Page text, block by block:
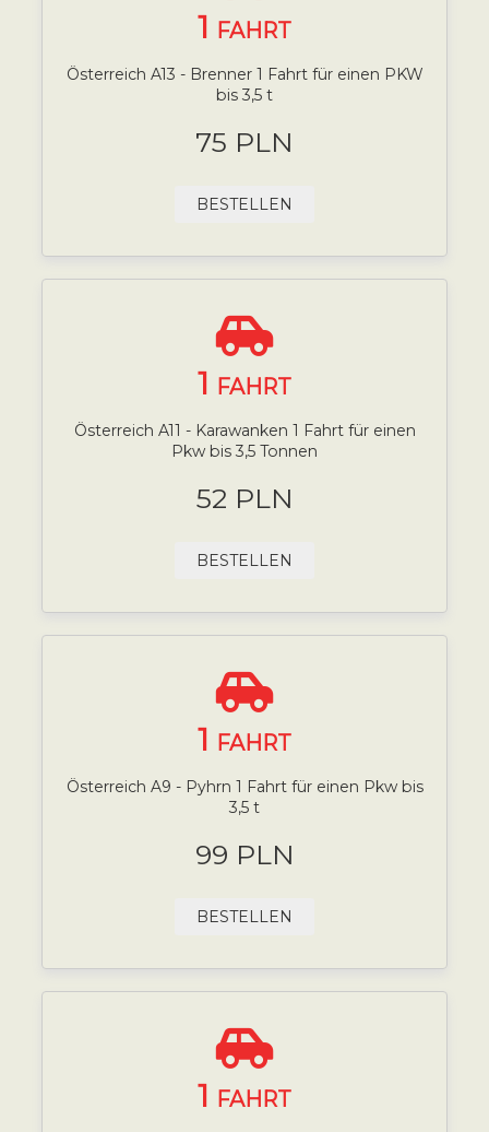
1 FAHRT
Österreich A13 - Brenner 1 Fahrt für einen PKW
bis 3,5 t
75 PLN
BESTELLEN
1 FAHRT
Österreich A11 - Karawanken 1 Fahrt für einen
Pkw bis 3,5 Tonnen
52 PLN
BESTELLEN
1 FAHRT
Österreich A9 - Pyhrn 1 Fahrt für einen Pkw bis
3,5 t
99 PLN
BESTELLEN
1 FAHRT